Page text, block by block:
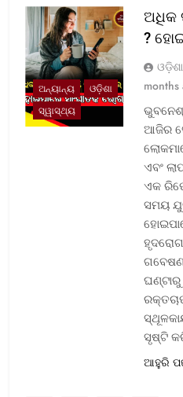
ଅନ୍ୟାନ୍ୟ
ଓଡ଼ିଶା
ସ୍ୱାସ୍ଥ୍ୟ
ଅଧିକ
?
months
ଆଜିର
ଏବଂ
ଏକ
ସମୟ
ସୃଷ୍ଟି
ଆହୁରି